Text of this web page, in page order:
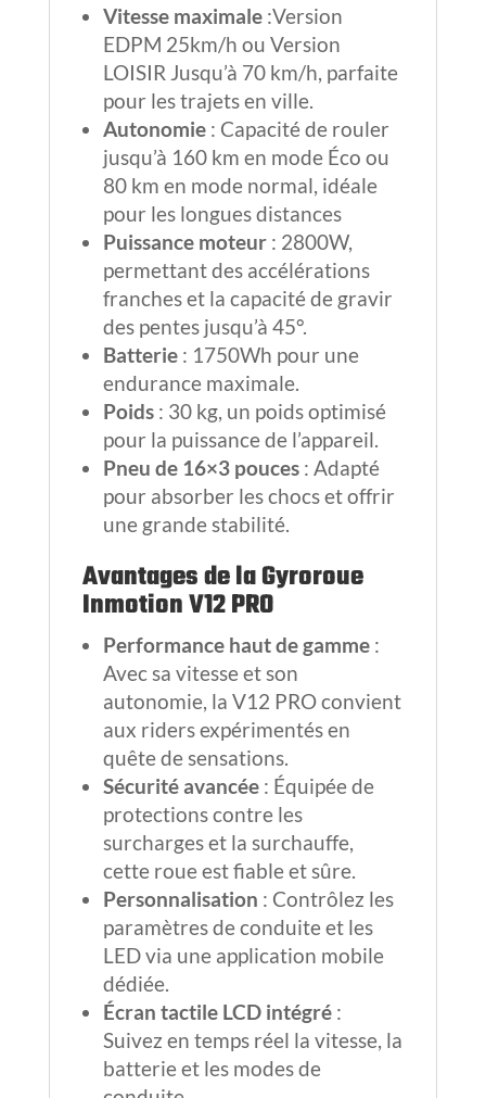
Vitesse maximale:Version
EDPM 25km/h ou Version
LOISIR Jusqu’à 70 km/h, parfaite
pour les trajets en ville.
Autonomie: Capacité de rouler
jusqu’à 160 km en mode Éco ou
80 km en mode normal, idéale
pour les longues distances
Puissance moteur: 2800W,
permettant des accélérations
franches et la capacité de gravir
des pentes jusqu’à 45°.
Batterie: 1750Wh pour une
endurance maximale.
Poids: 30 kg, un poids optimisé
pour la puissance de l’appareil.
Pneu de 16×3 pouces: Adapté
pour absorber les chocs et offrir
une grande stabilité.
Avantages de la Gyroroue
Inmotion V12 PRO
Performance haut de gamme:
Avec sa vitesse et son
autonomie, la V12 PRO convient
aux riders expérimentés en
quête de sensations.
Sécurité avancée: Équipée de
protections contre les
surcharges et la surchauffe,
cette roue est fiable et sûre.
Personnalisation : Contrôlez les
paramètres de conduite et les
LED via une application mobile
dédiée.
Écran tactile LCD intégré:
Suivez en temps réel la vitesse, la
batterie et les modes de